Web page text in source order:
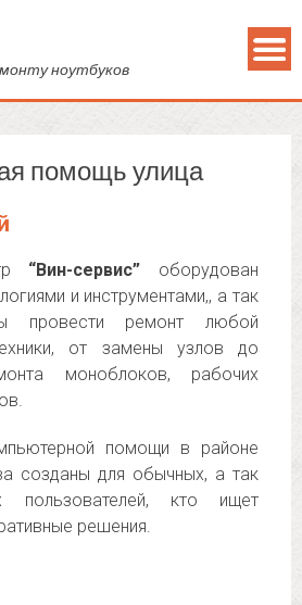
ноутбуков
помощь улица
“Вин-сервис” оборудован
и инструментами,, а так
ремонт любой
от замены узлов до
моноблоков, рабочих
помощи в районе
созданы для обычных, а так
пользователей, кто ищет
решения.